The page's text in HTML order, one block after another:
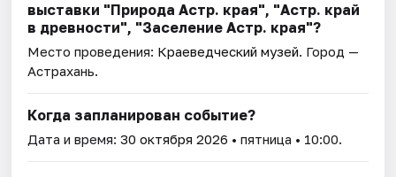
выставки "Природа Астр. края", "Астр. край
в древности", "Заселение Астр. края"?
Место проведения: Краеведческий музей. Город —
Астрахань.
Когда запланирован событие?
Дата и время:30 октября 2026 • пятница • 10:00.